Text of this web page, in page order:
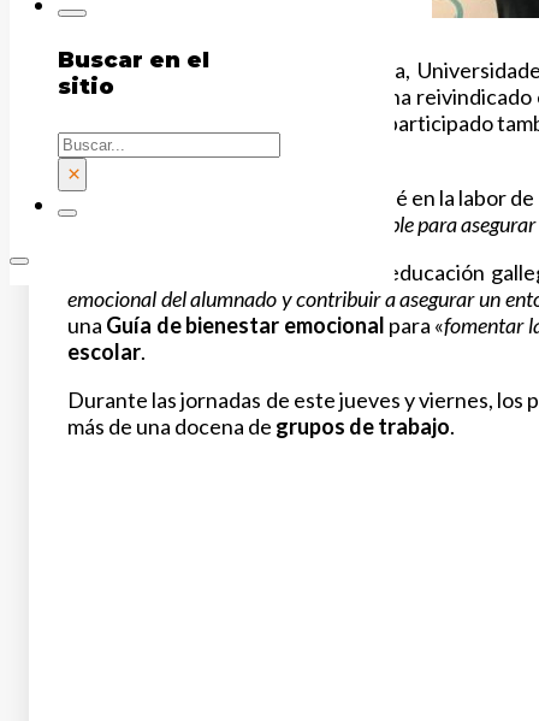
Buscar en el
sitio
Buscar
×
El consejero de Educación, Ciencia,
Autonómicos y del Estado, donde ha
«. En la inauguración han participado
Galicia, Manuel Corredoira.
Román Rodríguez ha hecho hincapié en la labor
un trabajo de coordinación indispensable para
El consejero ha destacado que la educación
emocional del alumnado y contribuir a asegurar un
una Guía de bienestar emocional para «fomentar
escolar.
Durante las jornadas de este jueves y viernes,
más de una docena de grupos de trabajo.